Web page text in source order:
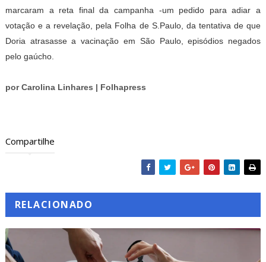
marcaram a reta final da campanha -um pedido para adiar a
votação e a revelação, pela Folha de S.Paulo, da tentativa de que
Doria atrasasse a vacinação em São Paulo, episódios negados
pelo gaúcho.
por Carolina Linhares | Folhapress
Compartilhe
RELACIONADO